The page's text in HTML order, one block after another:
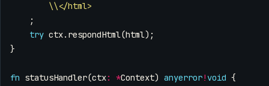
\\</html>
;
try ctx. respondHtml(html);
}
fn statusHandler(ctx: *Context) anyerror! void {